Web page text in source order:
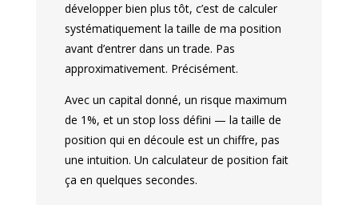
développer bien plus tôt, c’est de calculer
systématiquement la taille de ma position
avant d’entrer dans un trade. Pas
approximativement. Précisément.
Avec un capital donné, un risque maximum
de 1%, et un stop loss défini — la taille de
position qui en découle est un chiffre, pas
une intuition. Un calculateur de position fait
ça en quelques secondes.